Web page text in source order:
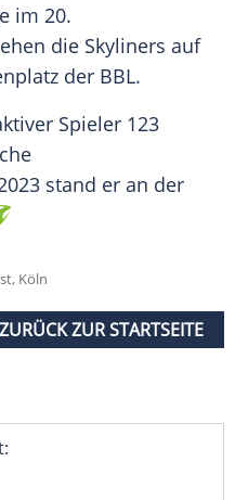
im 20.
die Skyliners auf
der BBL.
Spieler 123
stand er an der
Köln
ZURÜCK ZUR STARTSEITE